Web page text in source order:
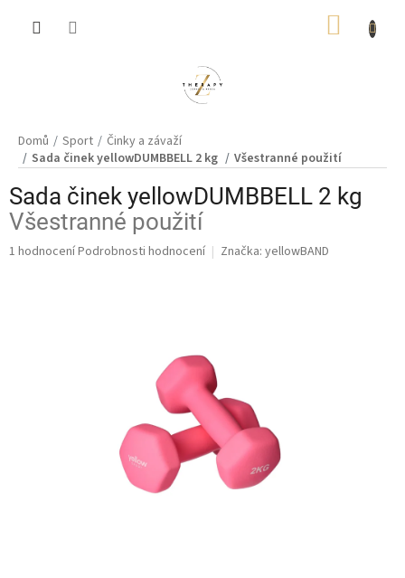
Domů Sport
Činky a závaží
Sada činek yellowDUMBBELL 2 kg
Všestranné použití
Sada činek yellowDUMBBELL 2 kg
Všestranné použití
Průměrné
1 hodnoceníPodrobnosti hodnocení Značka: yellowBAND